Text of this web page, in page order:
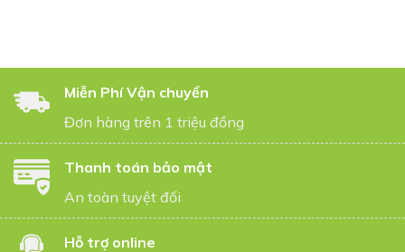
Miễn Phí Vận chuyển
Đơn hàng trên 1 triệu đồng
Thanh toán bảo mật
An toàn tuyệt đối
Hỗ trợ online